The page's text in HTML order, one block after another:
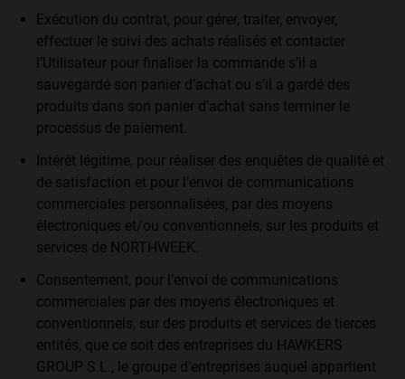
Exécution du contrat, pour gérer, traiter, envoyer,
effectuer le suivi des achats réalisés et contacter
l’Utilisateur pour finaliser la commande s’il a
sauvegardé son panier d’achat ou s’il a gardé des
produits dans son panier d’achat sans terminer le
processus de paiement.
Intérêt légitime, pour réaliser des enquêtes de qualité et
de satisfaction et pour l’envoi de communications
commerciales personnalisées, par des moyens
électroniques et/ou conventionnels, sur les produits et
services de NORTHWEEK.
Consentement, pour l’envoi de communications
commerciales par des moyens électroniques et
conventionnels, sur des produits et services de tierces
entités, que ce soit des entreprises du HAWKERS
GROUP S.L., le groupe d’entreprises auquel appartient